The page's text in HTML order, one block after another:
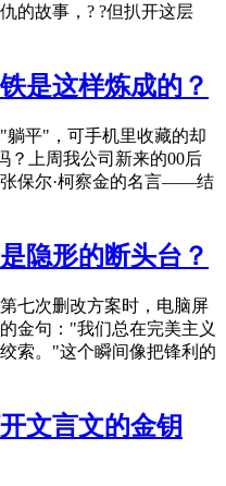
的故事，? ?但扒开这层
是这样炼成的？
平"，可手机里收藏的却
？上周我公司新来的00后
保尔·柯察金的名言——结
隐形的断头台？
七次删改方案时，电脑屏
金句："我们总在完美主义
索。"这个瞬间像把锋利的
文言文的金钥